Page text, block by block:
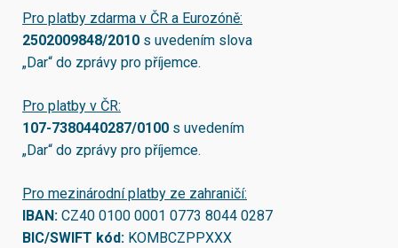
Pro platby zdarma v ČR a Eurozóně:
2502009848/2010 s uvedením slova
„Dar“ do zprávy pro příjemce.
Pro platby v ČR:
107-7380440287/0100 s uvedením
„Dar“ do zprávy pro příjemce.
Pro mezinárodní platby ze zahraničí:
IBAN: CZ40 0100 0001 0773 8044 0287
BIC/SWIFT kód: KOMBCZPPXXX